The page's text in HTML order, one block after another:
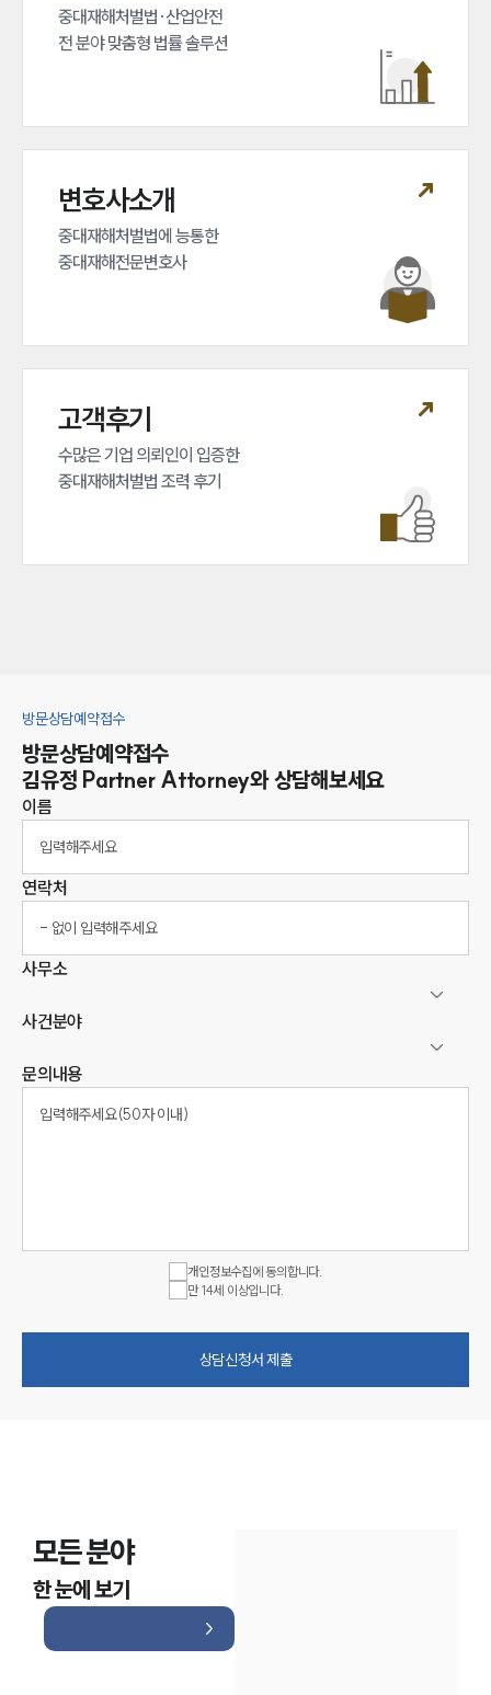
중대재해처벌법·산업안전
전 분야 맞춤형 법률 솔루션
변호사소개
중대재해처벌법에 능통한
중대재해전문변호사
고객후기
수많은 기업 의뢰인이 입증한
중대재해처벌법 조력 후기
방문상담예약접수
방문상담예약접수
김유정 Partner Attorney와 상담해보세요
이름
연락처
사무소
사건분야
문의내용
개인정보수집에 동의합니다.
만 14세 이상입니다.
상담신청서 제출
모든 분야
한 눈에 보기